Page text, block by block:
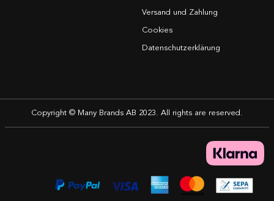
Versand und Zahlung
Cookies
Datenschutzerklärung
Copyright © Many Brands AB 2023. All rights are reserved.